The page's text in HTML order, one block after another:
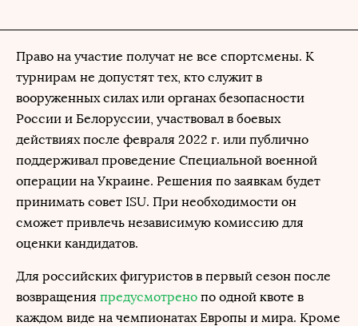
Право на участие получат не все спортсмены. К
турнирам не допустят тех, кто служит в
вооруженных силах или органах безопасности
России и Белоруссии, участвовал в боевых
действиях после февраля 2022 г. или публично
поддерживал проведение Специальной военной
операции на Украине. Решения по заявкам будет
принимать совет ISU. При необходимости он
сможет привлечь независимую комиссию для
оценки кандидатов.
Для российских фигуристов в первый сезон после
возвращения предусмотрено по одной квоте в
каждом виде на чемпионатах Европы и мира. Кроме